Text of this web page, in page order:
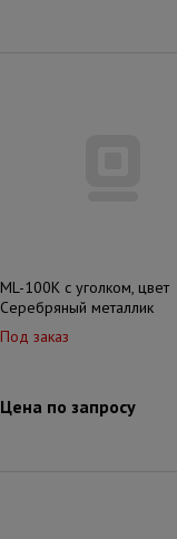
ML-100K с уголком, цвет
Серебряный металлик
Под заказ
Цена по запросу